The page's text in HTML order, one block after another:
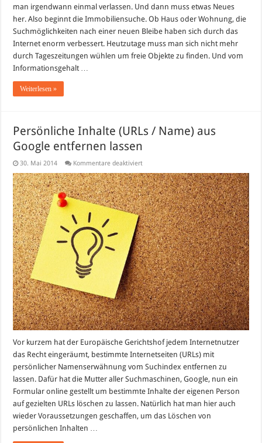
man irgendwann einmal verlassen. Und dann muss etwas Neues
her. Also beginnt die Immobiliensuche. Ob Haus oder Wohnung, die
Suchmöglichkeiten nach einer neuen Bleibe haben sich durch das
Internet enorm verbessert. Heutzutage muss man sich nicht mehr
durch Tageszeitungen wühlen um freie Objekte zu finden. Und vom
Informationsgehalt …
Weiterlesen »
Persönliche Inhalte (URLs / Name) aus
Google entfernen lassen
30. Mai 2014 Kommentare deaktiviertfür
Inhalte
(URLs
/
Name)
aus
Google
entfernen
lassen
Vor kurzem hat der Europäische Gerichtshof jedem Internetnutzer
das Recht eingeräumt, bestimmte Internetseiten (URLs) mit
persönlicher Namenserwähnung vom Suchindex entfernen zu
lassen. Dafür hat die Mutter aller Suchmaschinen, Google, nun ein
Formular online gestellt um bestimmte Inhalte der eigenen Person
auf gezielten URLs löschen zu lassen. Natürlich hat man hier auch
wieder Voraussetzungen geschaffen, um das Löschen von
persönlichen Inhalten …